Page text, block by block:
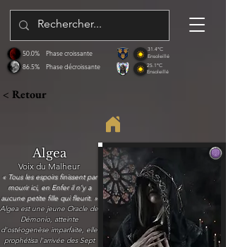
86.5%
50.0%
Phase décroissante
Phase croissante
31.4°C
Ensoleillé
25.1°C
Ensoleillé
< Retour
Algea
Voix du Malheur
« Tous les espoirs finissent par
mourir ici, en Enfer il n’y a
aucune petite fille qui fleurit. »
Algea est une jeune Oracle de
Démonio, atteinte
d'ostéogenèse imparfaite, elle
prophétisa l'arrivée des Sept